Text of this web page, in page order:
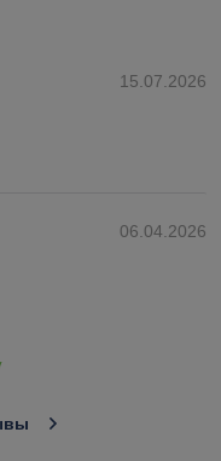
15.07.2026
06.04.2026